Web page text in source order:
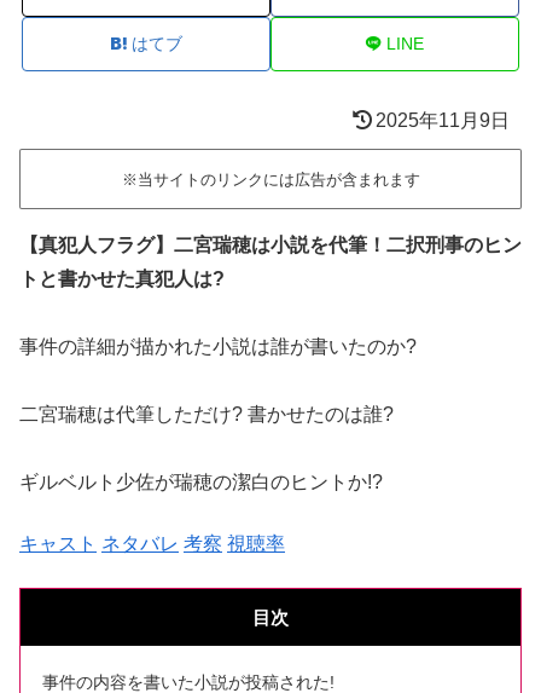
はてブ LINE
2025年11月9日
※当サイトのリンクには広告が含まれます
【真犯人フラグ】二宮瑞穂は小説を代筆！二択刑事のヒン
トと書かせた真犯人は?
事件の詳細が描かれた小説は誰が書いたのか?
二宮瑞穂は代筆しただけ? 書かせたのは誰?
ギルベルト少佐が瑞穂の潔白のヒントか!?
キャスト ネタバレ 考察 視聴率
目次
事件の内容を書いた小説が投稿された!